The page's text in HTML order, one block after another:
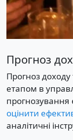
Прогноз
Прогноз
етапом в
прогнозування
оцінити
аналітичні